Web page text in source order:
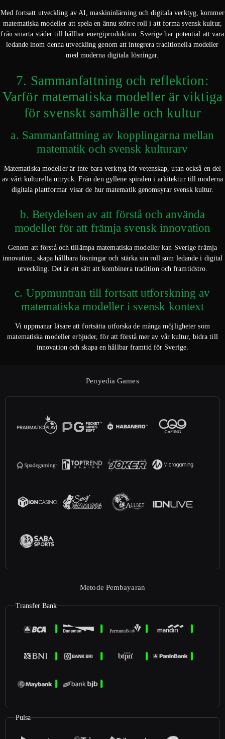
Med fortsatt utveckling av AI, maskininlärning och digitala verktyg, kommer
matematiska modeller att spela en ännu större roll i att forma svensk kultur,
från smarta städer till hållbar energiproduktion. Sverige har potential att vara
ledande inom denna utveckling genom att integrera traditionella modeller
med moderna digitala lösningar.
7. Sammanfattning och reflektion:
Varför matematiska modeller är viktiga
för svenskt samhälle och kultur
a. Sammanfattning av kopplingarna mellan
matematik och svensk kulturarv
Matematiska modeller är inte bara verktyg för vetenskap, utan också en del
av vårt kulturella uttryck. Från den gyllene spiralen i arkitektur till moderna
digitala plattformar visar de hur matematik genomsyrar svensk kultur.
b. Betydelsen av att förstå och använda
modeller för att främja svensk innovation
Genom att förstå och tillämpa matematiska modeller kan Sverige främja
innovation, skapa hållbara lösningar och stärka sin roll som ledande i digital
utveckling. Det är ett sätt att kombinera tradition och framtidstro.
c. Uppmuntran till fortsatt utforskning av
matematiska modeller i svensk kontext
Vi uppmanar läsare att fortsätta utforska de många möjligheter som
matematiska modeller erbjuder, för att förstå mer av vår kultur, bidra till
innovation och skapa en hållbar framtid för Sverige.
Penyedia Games
Metode Pembayaran
Transfer Bank
Pulsa